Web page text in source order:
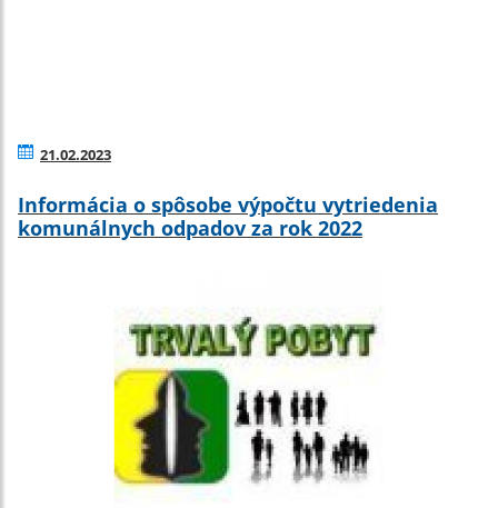
21.02.2023
Informácia o spôsobe výpočtu vytriedenia
komunálnych odpadov za rok 2022